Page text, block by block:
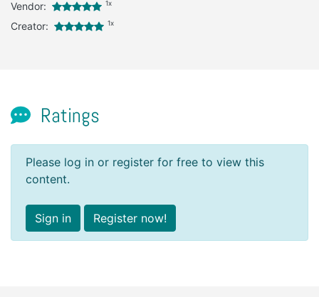
Vendor: 1x
Creator: 1x
Ratings
Please log in or register for free to view this
content.
Sign in Register now!